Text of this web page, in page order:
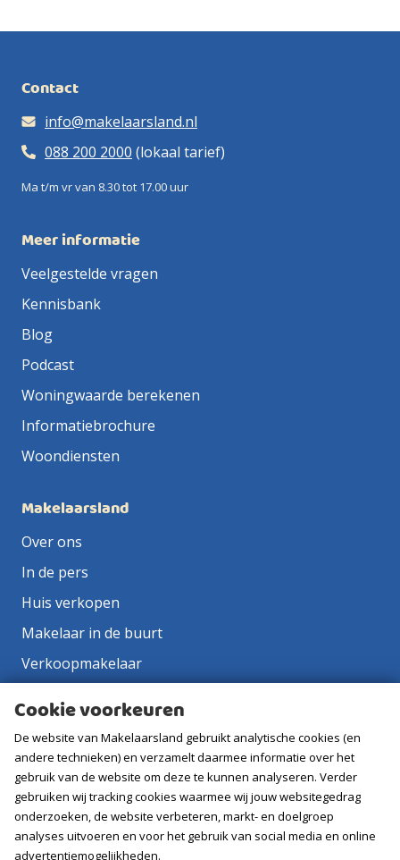
Contact
info@makelaarsland.nl
088 200 2000 (lokaal tarief)
Ma t/m vr van 8.30 tot 17.00 uur
Meer informatie
Veelgestelde vragen
Kennisbank
Blog
Podcast
Woningwaarde berekenen
Informatiebrochure
Woondiensten
Makelaarsland
Over ons
In de pers
Huis verkopen
Makelaar in de buurt
Verkoopmakelaar
Vacatures
Volg ons
Cookie voorkeuren
De website van Makelaarsland gebruikt analytische cookies (en
andere technieken) en verzamelt daarmee informatie over het
gebruik van de website om deze te kunnen analyseren. Verder
gebruiken wij tracking cookies waarmee wij jouw websitegedrag
onderzoeken, de website verbeteren, markt- en doelgroep
analyses uitvoeren en voor het gebruik van social media en online
advertentiemogelijkheden.